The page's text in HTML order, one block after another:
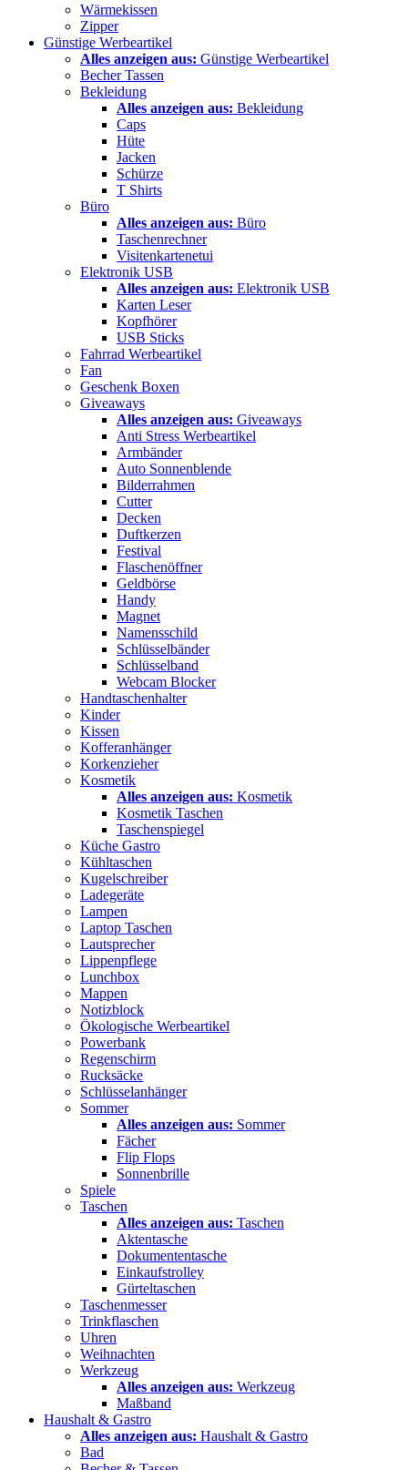
Wärmekissen
Zipper
Günstige Werbeartikel
Alles anzeigen aus: Günstige Werbeartikel
Becher Tassen
Bekleidung
Alles anzeigen aus: Bekleidung
Caps
Hüte
Jacken
Schürze
T Shirts
Büro
Alles anzeigen aus: Büro
Taschenrechner
Visitenkartenetui
Elektronik USB
Alles anzeigen aus: Elektronik USB
Karten Leser
Kopfhörer
USB Sticks
Fahrrad Werbeartikel
Fan
Geschenk Boxen
Giveaways
Alles anzeigen aus: Giveaways
Anti Stress Werbeartikel
Armbänder
Auto Sonnenblende
Bilderrahmen
Cutter
Decken
Duftkerzen
Festival
Flaschenöffner
Geldbörse
Handy
Magnet
Namensschild
Schlüsselbänder
Schlüsselband
Webcam Blocker
Handtaschenhalter
Kinder
Kissen
Kofferanhänger
Korkenzieher
Kosmetik
Alles anzeigen aus: Kosmetik
Kosmetik Taschen
Taschenspiegel
Küche Gastro
Kühltaschen
Kugelschreiber
Ladegeräte
Lampen
Laptop Taschen
Lautsprecher
Lippenpflege
Lunchbox
Mappen
Notizblock
Ökologische Werbeartikel
Powerbank
Regenschirm
Rucksäcke
Schlüsselanhänger
Sommer
Alles anzeigen aus: Sommer
Fächer
Flip Flops
Sonnenbrille
Spiele
Taschen
Alles anzeigen aus: Taschen
Aktentasche
Dokumententasche
Einkaufstrolley
Gürteltaschen
Taschenmesser
Trinkflaschen
Uhren
Weihnachten
Werkzeug
Alles anzeigen aus: Werkzeug
Maßband
Haushalt & Gastro
Alles anzeigen aus: Haushalt & Gastro
Bad